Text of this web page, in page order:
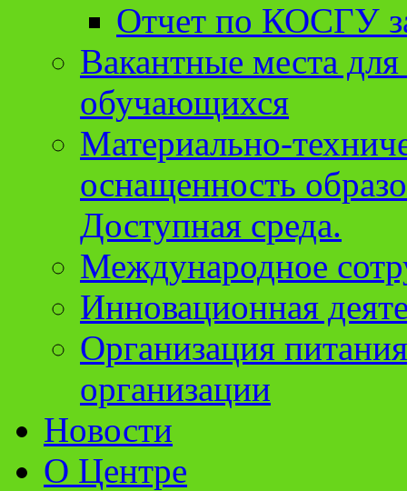
Отчет по КОСГУ
Вакантные места
обучающихся
Материально-
оснащенность
Доступная среда.
Международное
Инновационная
Организация
организации
Новости
О Центре